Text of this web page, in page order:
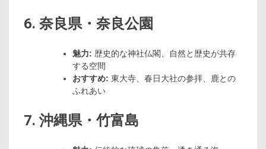
6. 奈良県・奈良公園
魅力: 歴史的な神社仏閣、自然と歴史が共存
する空間
おすすめ: 東大寺、春日大社の参拝、鹿との
ふれあい
7. 沖縄県・竹富島